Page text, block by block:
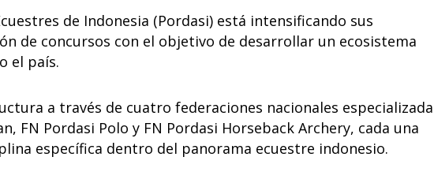
de Indonesia (Pordasi) está intensificando sus
de concursos con el objetivo de desarrollar un ecosistema
el país.
a través de cuatro federaciones nacionales
FN Pordasi Polo y FN Pordasi Horseback Archery, cada una
específica dentro del panorama ecuestre indonesio.